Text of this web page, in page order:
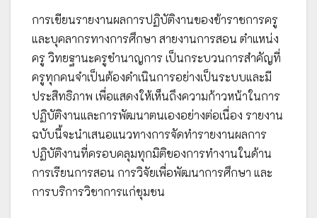
การเขียนรายงานผลการปฏิบัติงานของข้าราชการครู
และบุคลากรทางการศึกษา สายงานการสอน ตำแหน่ง
ครู วิทยฐานะครูชำนาญการ เป็นกระบวนการสำคัญที่
ครูทุกคนจำเป็นต้องดำเนินการอย่างเป็นระบบและมี
ประสิทธิภาพ เพื่อแสดงให้เห็นถึงความก้าวหน้าในการ
ปฏิบัติงานและการพัฒนาตนเองอย่างต่อเนื่อง รายงาน
ฉบับนี้จะนำเสนอแนวทางการจัดทำรายงานผลการ
ปฏิบัติงานที่ครอบคลุมทุกมิติของการทำงานในด้าน
การเรียนการสอน การวิจัยเพื่อพัฒนาการศึกษา และ
การบริการวิชาการแก่ชุมชน